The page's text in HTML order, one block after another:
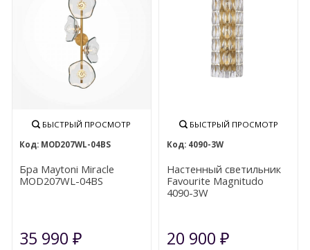
БЫСТРЫЙ ПРОСМОТР
MOD207WL-04BS
Бра Maytoni Miracle
MOD207WL-04BS
35 990₽
БЫСТРЫЙ ПРОСМОТР
4090-3W
Настенный светильник
Favourite Magnitudo
4090-3W
20 900 ₽